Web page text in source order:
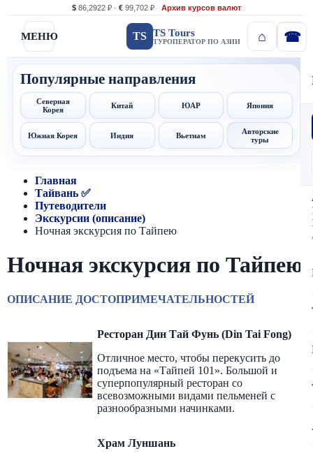
$ 86,2922 ₽ · € 99,702 ₽ Архив курсов валют
МЕНЮ TS TS Tours
ТУРОПЕРАТОР ПО АЗИИ
Популярные направления
Северная
Корея
Китай ЮАР Япония
Южная Корея Индия Вьетнам
Авторские
туры
Главная
Тайвань ✅
Путеводители
Экскурсии (описание)
Ночная экскурсия по Тайпею
Ночная экскурсия по Тайпею
ОПИСАНИЕ ДОСТОПРИМЕЧАТЕЛЬНОСТЕЙ
Ресторан Дин Тай Фунь (Din Tai Fong)
Отличное место, чтобы перекусить до
подъема на «Тайпей 101». Большой и
суперпопулярный ресторан со
всевозможными видами пельменей с
разнообразными начинками.
Храм Луншань